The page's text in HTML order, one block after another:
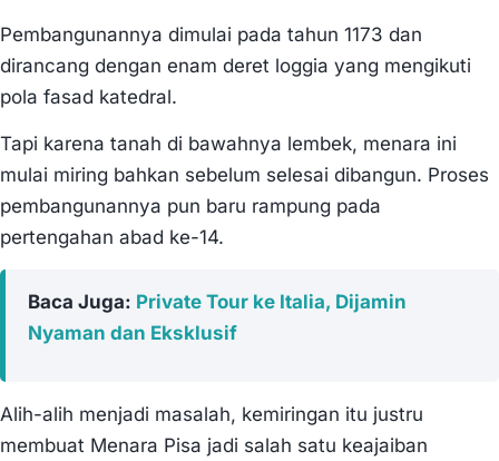
Pembangunannya dimulai pada tahun 1173 dan
dirancang dengan enam deret loggia yang mengikuti
pola fasad katedral.
Tapi karena tanah di bawahnya lembek, menara ini
mulai miring bahkan sebelum selesai dibangun. Proses
pembangunannya pun baru rampung pada
pertengahan abad ke-14.
Baca Juga: Private Tour ke Italia, Dijamin
Nyaman dan Eksklusif
Alih-alih menjadi masalah, kemiringan itu justru
membuat Menara Pisa jadi salah satu keajaiban